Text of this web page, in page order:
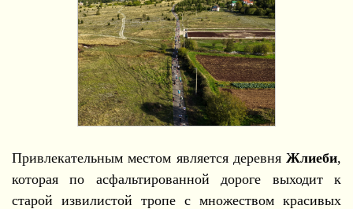
Привлекательным местом является деревня Жлиеби,
которая по асфальтированной дороге выходит к
старой извилистой тропе с множеством красивых